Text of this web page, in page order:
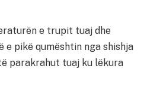
e trupit tuaj dhe
e pikë qumështin nga shishja
parakrahut tuaj ku lëkura